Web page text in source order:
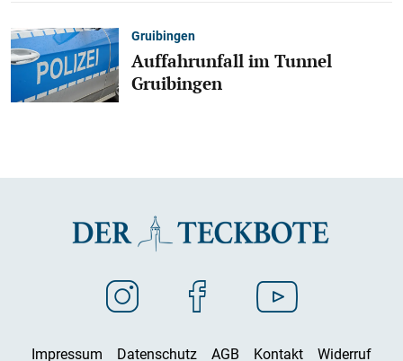
Gruibingen
Auffahrunfall im Tunnel
Gruibingen
Impressum Datenschutz AGB Kontakt Widerruf